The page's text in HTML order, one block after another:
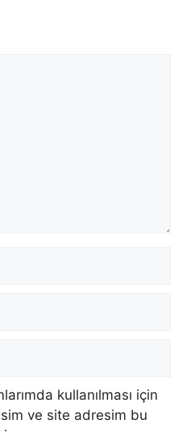
kullanılması için
ve site adresim bu